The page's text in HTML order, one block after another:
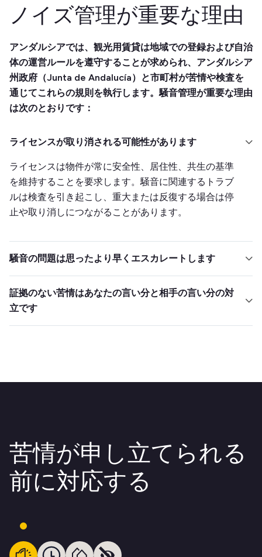
ノイズ管理が重要な理由
アンダルシアでは、観光用賃貸は地域での登録および自治
体の運営ルールを遵守することが求められ、アンダルシア
州政府（Junta de Andalucía）と市町村が苦情や検査を
通じてこれらの規則を執行します。騒音管理が重要な理由
は次のとおりです：
ライセンスが取り消される可能性があります
ライセンスは物件が常に安全性、居住性、共生の基準
を維持することを要求します。騒音に関連するトラブ
ルは検査を引き起こし、重大または反復する場合は停
止や取り消しにつながることがあります。
騒音の問題は思ったより早くエスカレートします
ーティー、1階のアパートのグループ。近隣住民が苦情
を出すころには、すでに記録されています。
証拠のない苦情はあなたの言い分と相手の言い分の対
立です
苦情が申し立てられる
前に対応する